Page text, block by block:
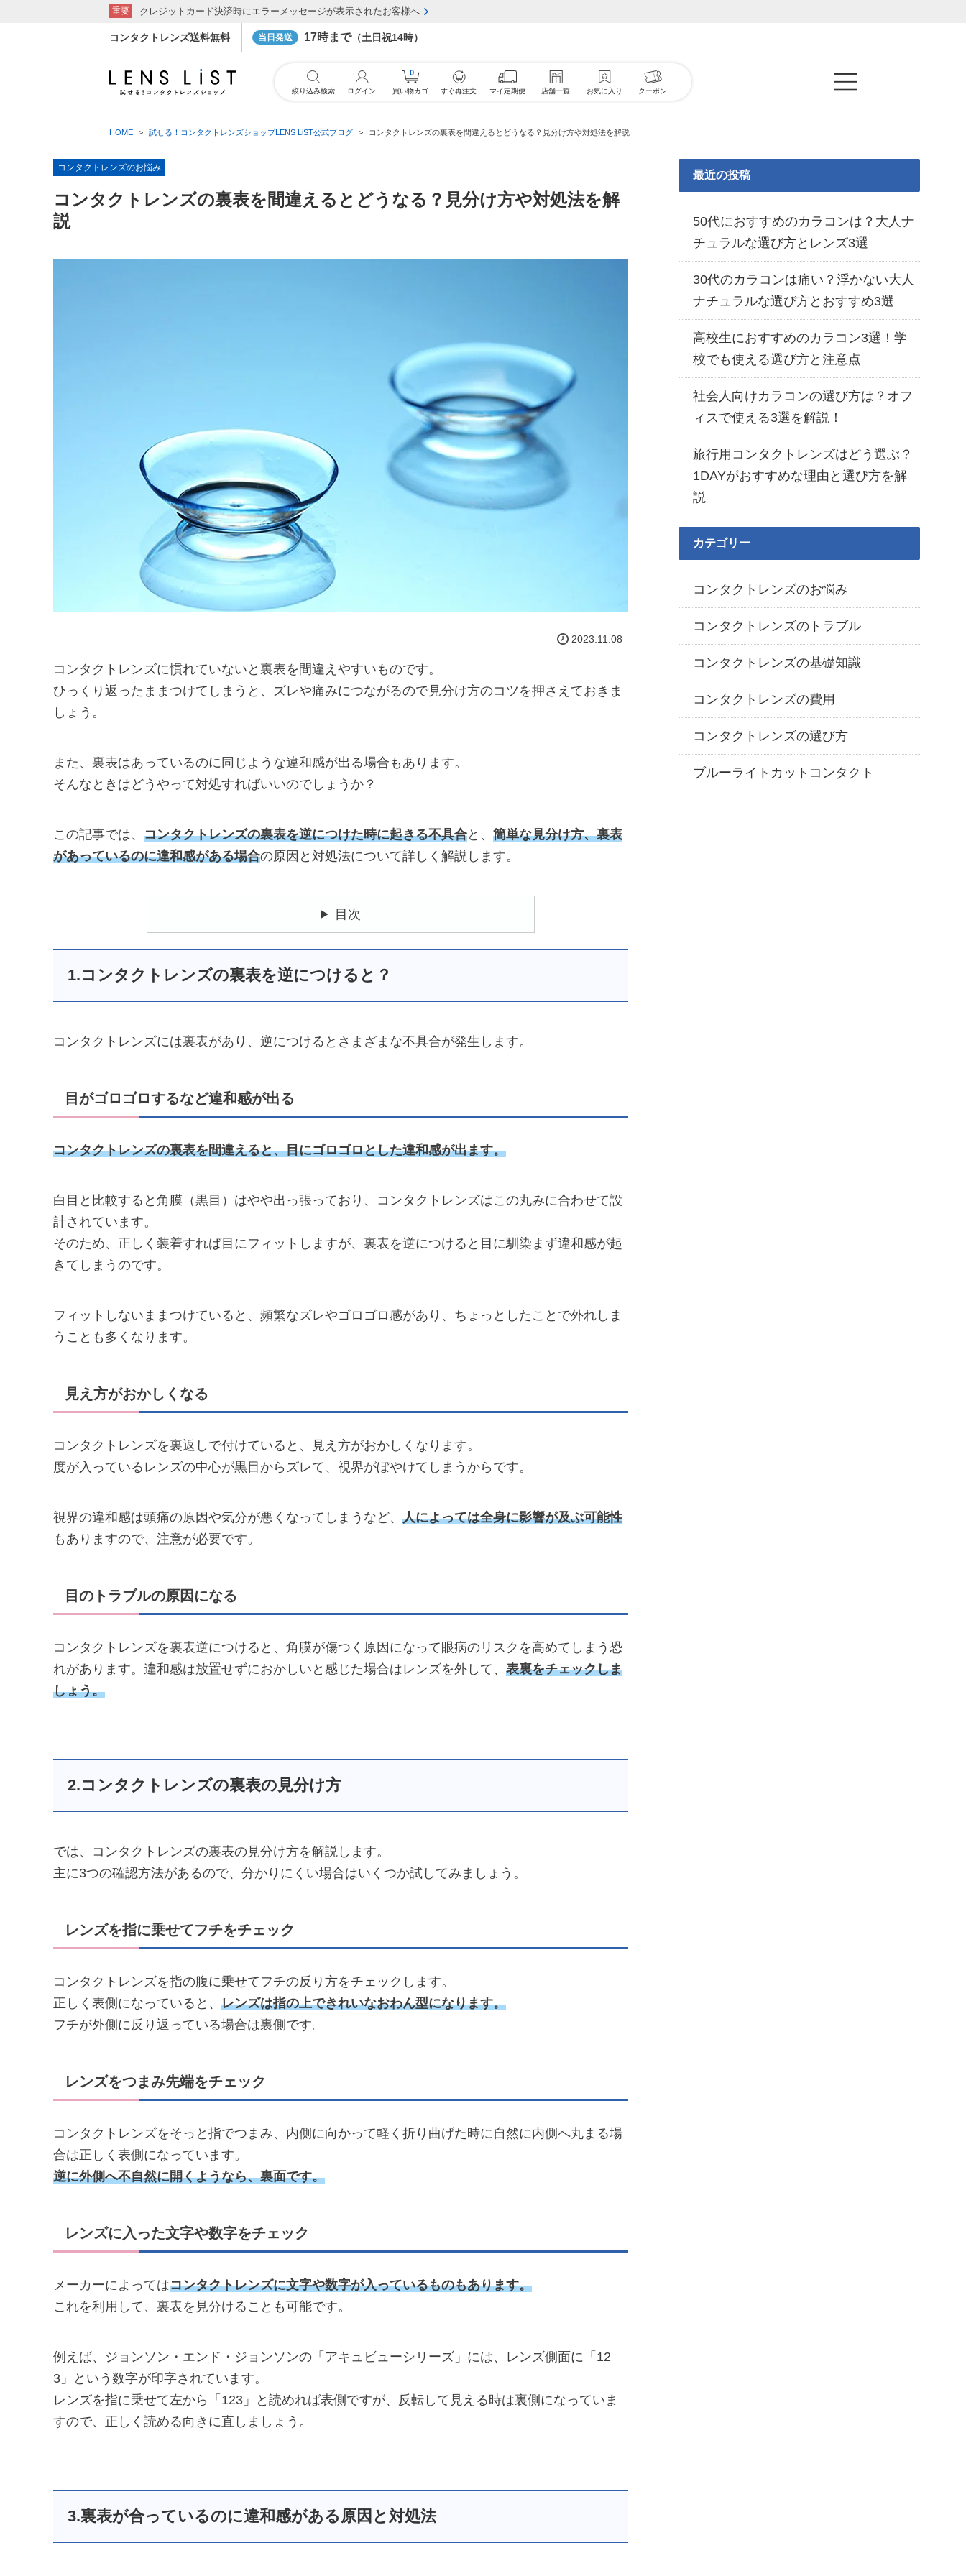
コンタクトレンズ送料無料 当日発送 17時まで（土日祝14時）
重要 クレジットカード決済時にエラーメッセージが表示されたお客様へ
HOME 試せる！コンタクトレンズショップLENS LiST公式ブログ コンタクトレンズの裏表を間違えるとどうなる？見分け方や対処法を解説
コンタクトレンズのお悩み
コンタクトレンズの裏表を間違えるとどうなる？見分け方や対処法を解
説
2023.11.08
コンタクトレンズに慣れていないと裏表を間違えやすいものです。
ひっくり返ったままつけてしまうと、ズレや痛みにつながるので見分け方のコツを押さえておきま
しょう。
また、裏表はあっているのに同じような違和感が出る場合もあります。
そんなときはどうやって対処すればいいのでしょうか？
この記事では、 コンタクトレンズの裏表を逆につけた時に起きる不具合と、 簡単な見分け方、裏表
があっているのに違和感がある場合の原因と対処法について詳しく解説します。
目次
1.コンタクトレンズの裏表を逆につけると？
コンタクトレンズには裏表があり、逆につけるとさまざまな不具合が発生します。
目がゴロゴロするなど違和感が出る
コンタクトレンズの裏表を間違えると、目にゴロゴロとした違和感が出ます。
白目と比較すると角膜（黒目）はやや出っ張っており、コンタクトレンズはこの丸みに合わせて設
計されています。
そのため、正しく装着すれば目にフィットしますが、裏表を逆につけると目に馴染まず違和感が起
きてしまうのです。
フィットしないままつけていると、頻繁なズレやゴロゴロ感があり、ちょっとしたことで外れしま
うことも多くなります。
見え方がおかしくなる
コンタクトレンズを裏返しで付けていると、見え方がおかしくなります。
度が入っているレンズの中心が黒目からズレて、視界がぼやけてしまうからです。
視界の違和感は頭痛の原因や気分が悪くなってしまうなど、 人によっては全身に影響が及ぶ可能性
もありますので、注意が必要です。
目のトラブルの原因になる
コンタクトレンズを裏表逆につけると、角膜が傷つく原因になって眼病のリスクを高めてしまう恐
れがあります。違和感は放置せずにおかしいと感じた場合はレンズを外して、 表裏をチェックしま
しょう。
2.コンタクトレンズの裏表の見分け方
では、コンタクトレンズの裏表の見分け方を解説します。
主に3つの確認方法があるので、分かりにくい場合はいくつか試してみましょう。
レンズを指に乗せてフチをチェック
コンタクトレンズを指の腹に乗せてフチの反り方をチェックします。
正しく表側になっていると、 レンズは指の上できれいなおわん型になります。
フチが外側に反り返っている場合は裏側です。
レンズをつまみ先端をチェック
コンタクトレンズをそっと指でつまみ、内側に向かって軽く折り曲げた時に自然に内側へ丸まる場
合は正しく表側になっています。
逆に外側へ不自然に開くようなら、裏面です。
レンズに入った文字や数字をチェック
メーカーによってはコンタクトレンズに文字や数字が入っているものもあります。
これを利用して、裏表を見分けることも可能です。
例えば、ジョンソン・エンド・ジョンソンの「アキュビューシリーズ」には、レンズ側面に「12
3」という数字が印字されています。
レンズを指に乗せて左から「123」と読めれば表側ですが、反転して見える時は裏側になっていま
すので、正しく読める向きに直しましょう。
3.裏表が合っているのに違和感がある原因と対処法
最近の投稿
50代におすすめのカラコンは？大人ナ
チュラルな選び方とレンズ3選
30代のカラコンは痛い？浮かない大人
ナチュラルな選び方とおすすめ3選
高校生におすすめのカラコン3選！学
校でも使える選び方と注意点
社会人向けカラコンの選び方は？オフ
ィスで使える3選を解説！
旅行用コンタクトレンズはどう選ぶ？
1DAYがおすすめな理由と選び方を解
説
カテゴリー
コンタクトレンズのお悩み
コンタクトレンズのトラブル
コンタクトレンズの基礎知識
コンタクトレンズの費用
コンタクトレンズの選び方
ブルーライトカットコンタクト
絞り込み検索 ログイン
0
買い物カゴ すぐ再注文 マイ定期便 店舗一覧 お気に入り クーポン